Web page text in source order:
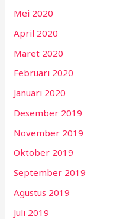
Mei 2020
April 2020
Maret 2020
Februari 2020
Januari 2020
Desember 2019
November 2019
Oktober 2019
September 2019
Agustus 2019
Juli 2019